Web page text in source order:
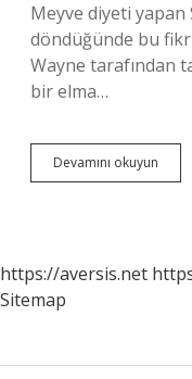
Meyve diyeti yapan
döndüğünde bu
Wayne tarafından
bir elma…
Devamını okuyun
https://aversis.net
Sitemap